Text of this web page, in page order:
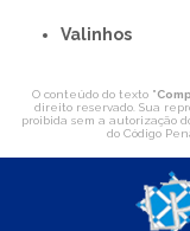
Valinhos
O conteúdo do texto "
direito reservado. Sua
proibida sem a autorização
do Código